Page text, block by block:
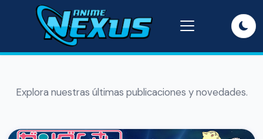
Explora nuestras últimas publicaciones y novedades.